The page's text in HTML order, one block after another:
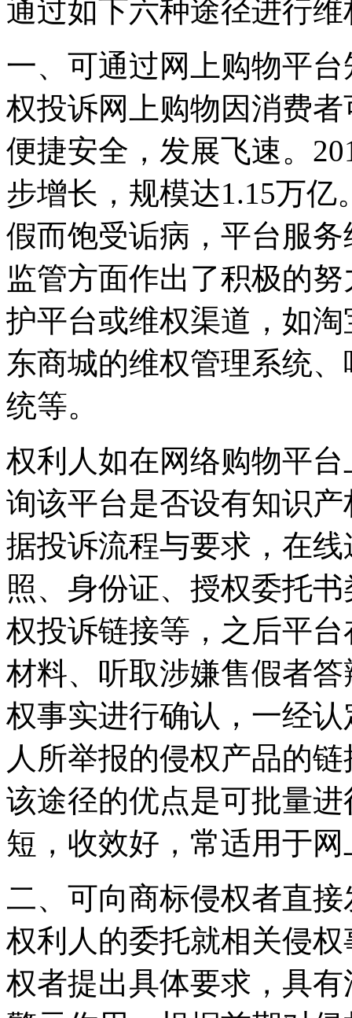
通过如下六种途径进行维
一、可通过网上购物平
权投诉网上购物因消费
便捷安全，发展飞速。
步增长，规模达1.15万
假而饱受诟病，平台服
监管方面作出了积极的
护平台或维权渠道，如
东商城的维权管理系统
统等。
权利人如在网络购物平
询该平台是否设有知识
据投诉流程与要求，在
照、身份证、授权委托
权投诉链接等，之后平
材料、听取涉嫌售假者
权事实进行确认，一经
人所举报的侵权产品的
该途径的优点是可批量
短，收效好，常适用于
二、可向商标侵权者直
权利人的委托就相关侵
权者提出具体要求，具